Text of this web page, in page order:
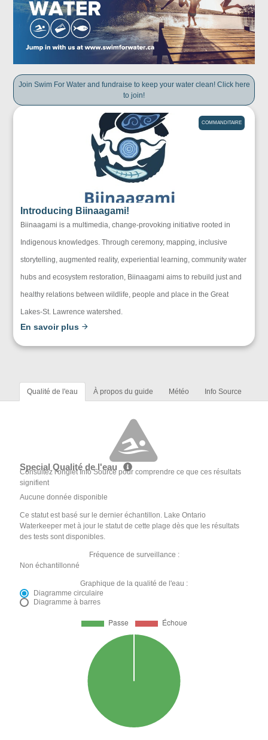
Join Swim For Water and fundraise to keep your water clean! Click here
to join!
COMMANDITAIRE
Introducing Biinaagami!
Biinaagami is a multimedia, change-provoking initiative rooted in
Indigenous knowledges. Through ceremony, mapping, inclusive
storytelling, augmented reality, experiential learning, community water
hubs and ecosystem restoration, Biinaagami aims to rebuild just and
healthy relations between wildlife, people and place in the Great
Lakes-St. Lawrence watershed.
En savoir plus
Qualité de l'eau À propos du guide Météo Info Source
Special Qualité de l'eau
Consultez l'onglet Info Source pour comprendre ce que ces résultats
signifient
Aucune donnée disponible
Ce statut est basé sur le dernier échantillon. Lake Ontario
Waterkeeper met à jour le statut de cette plage dès que les résultats
des tests sont disponibles.
Fréquence de surveillance :
Non échantillonné
Graphique de la qualité de l'eau :
Diagramme circulaire
Diagramme à barres